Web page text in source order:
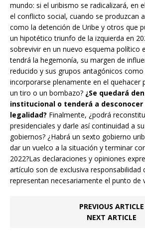
mundo: si el uribismo se radicalizará, en
el conflicto social, cuando se produzcan
como la detención de Uribe y otros que
un hipotético triunfo de la izquierda en
sobrevivir en un nuevo esquema político
tendrá la hegemonía, su margen de
reducido y sus grupos antagónicos
incorporarse plenamente en el quehacer
un tiro o un bombazo? ¿Se quedará
institucional o tenderá a desconocer
legalidad? Finalmente, ¿podrá
presidenciales y darle así continuidad a
gobiernos? ¿Habrá un sexto gobierno
dar un vuelco a la situación y terminar
2022?Las declaraciones y opiniones
artículo son de exclusiva responsabilidad
representan necesariamente el punto de
PREVIOUS ARTICLE
NEXT ARTICLE